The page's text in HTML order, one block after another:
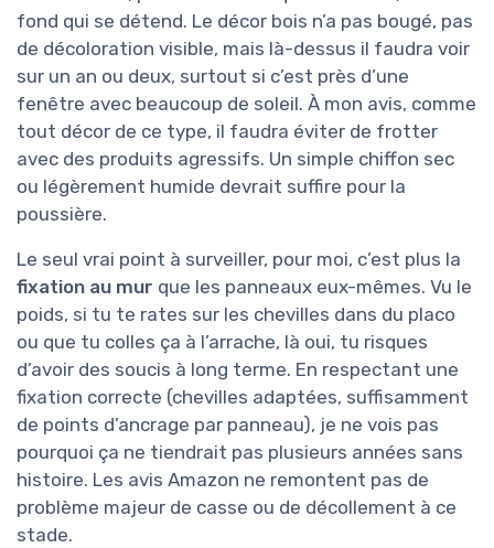
fond qui se détend. Le décor bois n’a pas bougé, pas
de décoloration visible, mais là-dessus il faudra voir
sur un an ou deux, surtout si c’est près d’une
fenêtre avec beaucoup de soleil. À mon avis, comme
tout décor de ce type, il faudra éviter de frotter
avec des produits agressifs. Un simple chiffon sec
ou légèrement humide devrait suffire pour la
poussière.
Le seul vrai point à surveiller, pour moi, c’est plus la
fixation au mur que les panneaux eux-mêmes. Vu le
poids, si tu te rates sur les chevilles dans du placo
ou que tu colles ça à l’arrache, là oui, tu risques
d’avoir des soucis à long terme. En respectant une
fixation correcte (chevilles adaptées, suffisamment
de points d’ancrage par panneau), je ne vois pas
pourquoi ça ne tiendrait pas plusieurs années sans
histoire. Les avis Amazon ne remontent pas de
problème majeur de casse ou de décollement à ce
stade.